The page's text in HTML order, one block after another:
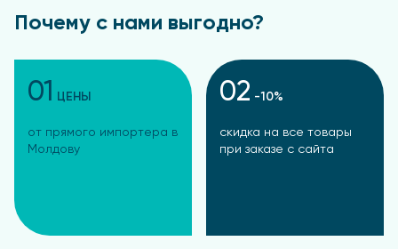
Почему с нами выгодно?
01 ЦЕНЫ
от прямого импортера в
Молдову
02 -10%
скидка на все товары
при заказе с сайта